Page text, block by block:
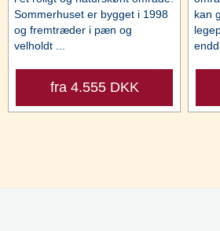
Sommerhuset er bygget i 1998
og fremtræder i pæn og
velholdt ...
fra 4.555 DKK
kan